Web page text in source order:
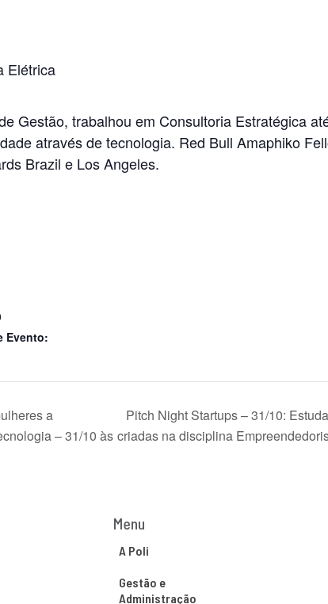
Elétrica
Gestão, trabalhou em Consultoria Estratégica
através de tecnologia. Red Bull Amaphiko
Brazil e Los Angeles.
Evento:
a
– 31/10 às
Pitch Night Startups – 31/10:
criadas na disciplina
Menu
A Poli
Gestão e
Administração